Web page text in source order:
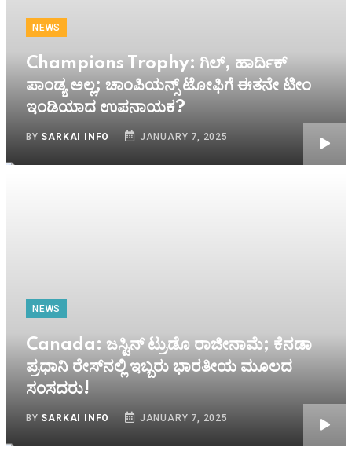
NEWS
Champions Trophy: ಗಿಲ್, ಹಾರ್ದಿಕ್
ಪಾಂಡ್ಯ ಅಲ್ಲ; ಚಾಂಪಿಯನ್ಸ್​ ಟೋಫಿಗೆ ಈತನೇ ಟೀಂ
ಇಂಡಿಯಾದ ಉಪನಾಯಕ?
BY SARKAI INFO JANUARY 7, 2025
NEWS
Canada: ಜಸ್ಟಿನ್ ಟ್ರುಡೊ ರಾಜೀನಾಮೆ; ಕೆನಡಾ
ಪ್ರಧಾನಿ ರೇಸ್​ನಲ್ಲಿ ಇಬ್ಬರು ಭಾರತೀಯ ಮೂಲದ
ಸಂಸದರು!
BY SARKAI INFO JANUARY 7, 2025